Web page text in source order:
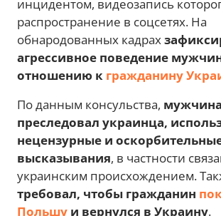
инцидентом, видеозапись
распространение в соцсетях. На
обнародованных кадрах
агрессивное поведение
отношению к гражданину
По данным консульства, мужчина
преследовал украинца,
нецензурные и
высказывания, в частности
украинским происхождением.
требовал, чтобы гражданин
Польшу и вернулся в Украину.